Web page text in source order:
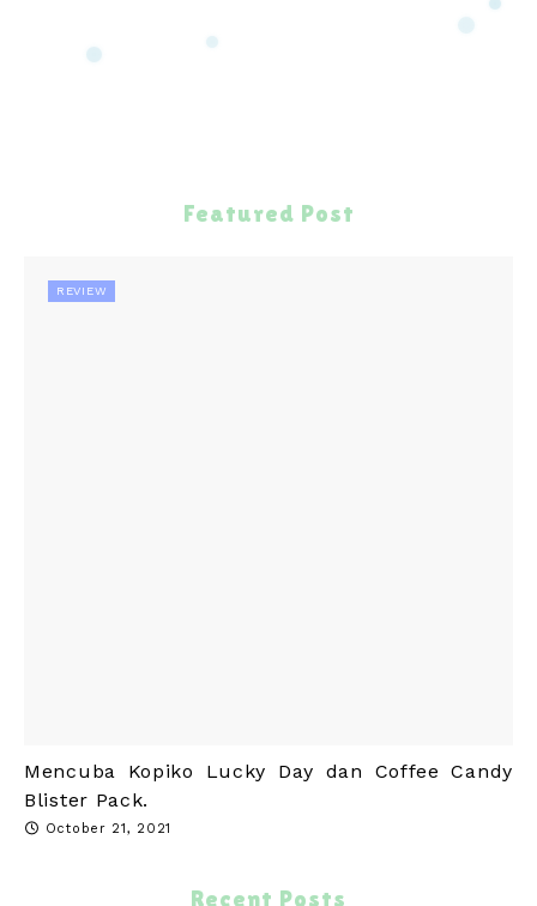
Featured Post
REVIEW
Mencuba Kopiko Lucky Day dan Coffee Candy
Blister Pack.
October 21, 2021
Recent Posts